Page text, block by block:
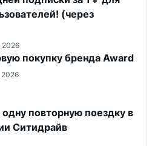
(через
2026
покупку бренда Award
2026
повторную поездку в
Ситидрайв